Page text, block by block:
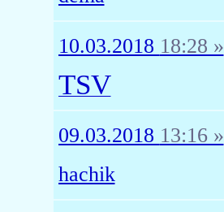
10.03.2018 18:28 »
TSV
09.03.2018 13:16 »
hachik